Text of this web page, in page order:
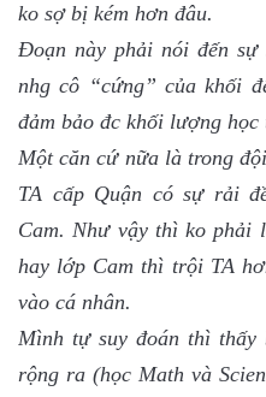
ko sợ bị kém hơn đâu.
Đoạn này phải nói đến
nhg cô “cứng” của khối
đảm bảo đc khối lượng học
Một căn cứ nữa là trong
TA cấp Quận có sự rải
Cam. Như vậy thì ko phải
hay lớp Cam thì trội TA
vào cá nhân.
Mình tự suy đoán thì
rộng ra (học Math và